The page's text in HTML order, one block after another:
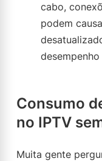
cabo,
podem
Consumo
no IPTV
Muita gente